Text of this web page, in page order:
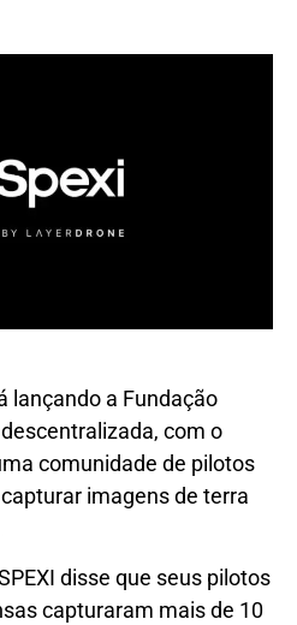
lançando a Fundação
com o
comunidade de pilotos
imagens de terra
disse que seus pilotos
capturaram mais de 10